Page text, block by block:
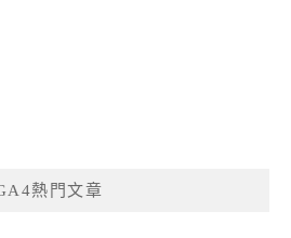
熱門文章